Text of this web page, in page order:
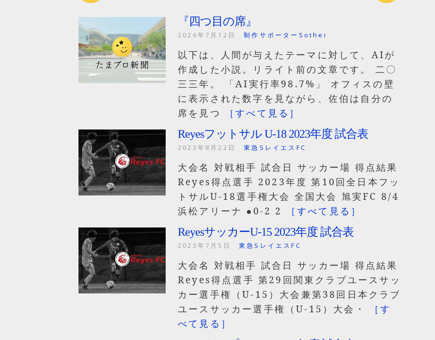
『四つ目の席』
2026年7月12日 制作サポーターSothei
以下は、人間が与えたテーマに対して、AIが
作成した小説。リライト前の文章です。 二〇
三三年。 「AI実行率98.7%」 オフィスの壁
に表示された数字を見ながら、佐伯は自分の
席を見つ
［すべて見る］
Reyesフットサル U-18 2023年度 試合表
2023年8月22日 東急SレイエスFC
大会名 対戦相手 試合日 サッカー場 得点結果
Reyes得点選手 2023年度 第10回全日本フッ
トサルU-18選手権大会 全国大会 旭実FC 8/4
浜松アリーナ ●0-2 2
［すべて見る］
ReyesサッカーU-15 2023年度 試合表
2023年7月5日 東急SレイエスFC
大会名 対戦相手 試合日 サッカー場 得点結果
Reyes得点選手 第29回関東クラブユースサッ
カー選手権（U-15）大会兼第38回日本クラブ
ユースサッカー選手権（U-15）大会・
［す
べて見る］